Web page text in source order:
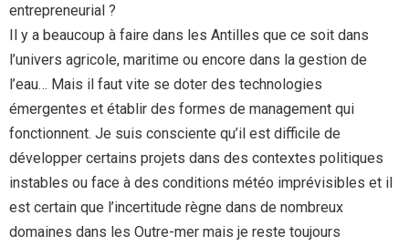
entrepreneurial ?
Il y a beaucoup à faire dans les Antilles que ce soit dans
l’univers agricole, maritime ou encore dans la gestion de
l’eau… Mais il faut vite se doter des technologies
émergentes et établir des formes de management qui
fonctionnent. Je suis consciente qu’il est difficile de
développer certains projets dans des contextes politiques
instables ou face à des conditions météo imprévisibles et il
est certain que l’incertitude règne dans de nombreux
domaines dans les Outre-mer mais je reste toujours